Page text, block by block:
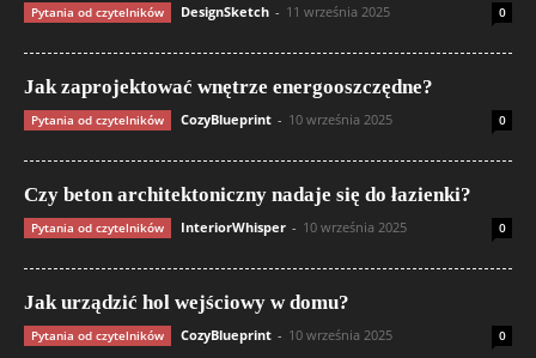
Pytania od czytelników DesignSketch - 11 września 2025 0
Jak zaprojektować wnętrze energooszczędne?
Pytania od czytelników CozyBlueprint - 10 września 2025 0
Czy beton architektoniczny nadaje się do łazienki?
Pytania od czytelników InteriorWhisper - 10 września 2025 0
Jak urządzić hol wejściowy w domu?
Pytania od czytelników CozyBlueprint - 10 września 2025 0